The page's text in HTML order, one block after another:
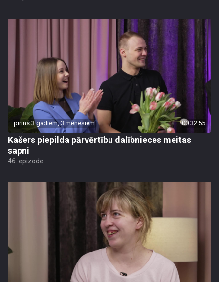
pirms 3 gadiem, 3 mēnešiem 00:32:55
Kašers piepilda pārvērtību dalībnieces meitas
sapni
46. epizode